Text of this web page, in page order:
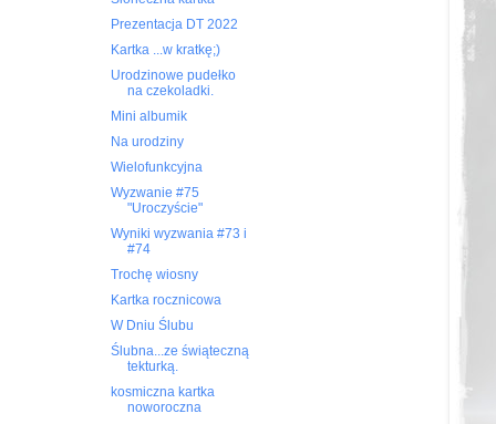
Prezentacja DT 2022
Kartka ...w kratkę;)
Urodzinowe pudełko
na czekoladki.
Mini albumik
Na urodziny
Wielofunkcyjna
Wyzwanie #75
"Uroczyście"
Wyniki wyzwania #73 i
#74
Trochę wiosny
Kartka rocznicowa
W Dniu Ślubu
Ślubna...ze świąteczną
tekturką.
kosmiczna kartka
noworoczna